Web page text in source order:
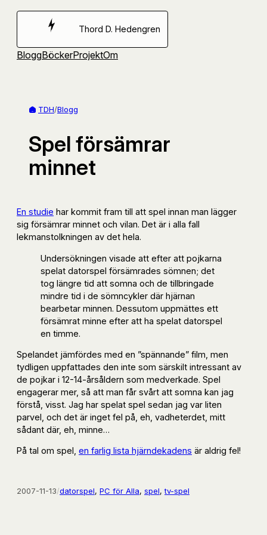
Hoppa
Thord D. Hedengren
BloggBöckerProjektOm
TDH/Blogg
Spel försämrar
minnet
En studie har kommit fram till att spel innan man lägger
sig försämrar minnet och vilan. Det är i alla fall
lekmanstolkningen av det hela.
Undersökningen visade att efter att pojkarna
spelat datorspel försämrades sömnen; det
tog längre tid att somna och de tillbringade
mindre tid i de sömncykler där hjärnan
bearbetar minnen. Dessutom uppmättes ett
försämrat minne efter att ha spelat datorspel
en timme.
Spelandet jämfördes med en ”spännande” film, men
tydligen uppfattades den inte som särskilt intressant av
de pojkar i 12-14-årsåldern som medverkade. Spel
engagerar mer, så att man får svårt att somna kan jag
förstå, visst. Jag har spelat spel sedan jag var liten
parvel, och det är inget fel på, eh, vadheterdet, mitt
sådant där, eh, minne…
På tal om spel, en farlig lista hjärndekadens är aldrig fel!
2007-11-13/datorspel, PC för Alla, spel, tv-spel